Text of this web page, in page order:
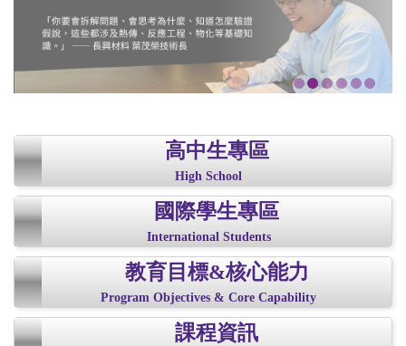
高中生專區
High School
國際學生專區
International Students
教育目標&核心能力
Program Objectives & Core Capability
課程資訊